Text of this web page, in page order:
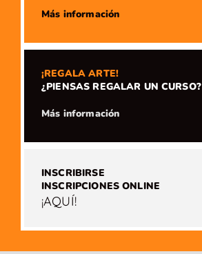
​Más información
¡REGALA ARTE!
¿PIENSAS REGALAR UN CURSO?
​Más información
INSCRIBIRSE
INSCRIPCIONES ONLINE
¡AQUÍ!